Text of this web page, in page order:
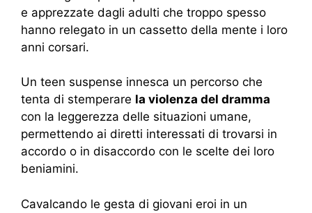
e apprezzate dagli adulti che troppo spesso
hanno relegato in un cassetto della mente i loro
anni corsari.
Un teen suspense innesca un percorso che
tenta di stemperare la violenza del dramma
con la leggerezza delle situazioni umane,
permettendo ai diretti interessati di trovarsi in
accordo o in disaccordo con le scelte dei loro
beniamini.
Cavalcando le gesta di giovani eroi in un